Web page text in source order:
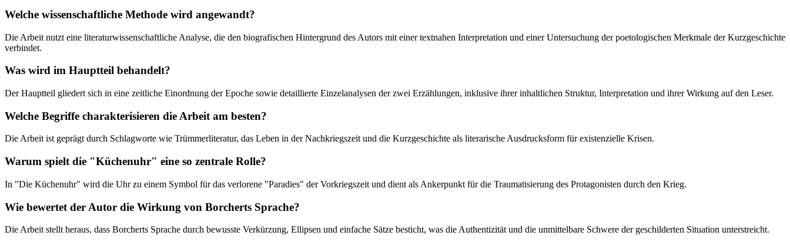
Welche wissenschaftliche Methode wird angewandt?
Die Arbeit nutzt eine literaturwissenschaftliche Analyse, die den biografischen Hintergrund des Autors mit einer textnahen Interpretation und einer Untersuchung der poetologischen Merkmale der Kurzgeschichte
verbindet.
Was wird im Hauptteil behandelt?
Der Hauptteil gliedert sich in eine zeitliche Einordnung der Epoche sowie detaillierte Einzelanalysen der zwei Erzählungen, inklusive ihrer inhaltlichen Struktur, Interpretation und ihrer Wirkung auf den Leser.
Welche Begriffe charakterisieren die Arbeit am besten?
Die Arbeit ist geprägt durch Schlagworte wie Trümmerliteratur, das Leben in der Nachkriegszeit und die Kurzgeschichte als literarische Ausdrucksform für existenzielle Krisen.
Warum spielt die "Küchenuhr" eine so zentrale Rolle?
In "Die Küchenuhr" wird die Uhr zu einem Symbol für das verlorene "Paradies" der Vorkriegszeit und dient als Ankerpunkt für die Traumatisierung des Protagonisten durch den Krieg.
Wie bewertet der Autor die Wirkung von Borcherts Sprache?
Die Arbeit stellt heraus, dass Borcherts Sprache durch bewusste Verkürzung, Ellipsen und einfache Sätze besticht, was die Authentizität und die unmittelbare Schwere der geschilderten Situation unterstreicht.